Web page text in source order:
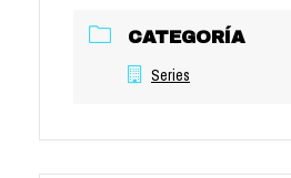
CATEGORÍA
Series